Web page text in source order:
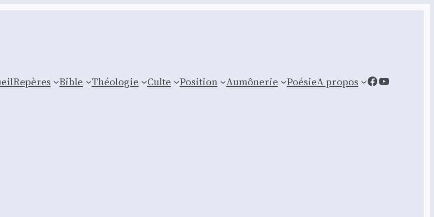
Repères Bible Théologie Culte Posi­tion Aumônerie PoésieA propos Facebook
YouTube